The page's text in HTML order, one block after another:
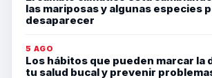
las mariposas y algunas especies
desaparecer
5 AGO
Los hábitos que pueden marcar la
tu salud bucal y prevenir